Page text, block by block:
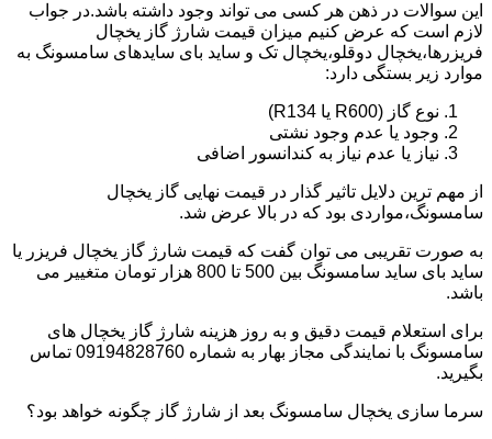
این سوالات در ذهن هر کسی می تواند وجود داشته باشد.در جواب
لازم است که عرض کنیم میزان قیمت شارژ گاز یخچال
فریزرها،یخچال دوقلو،یخچال تک و ساید بای سایدهای سامسونگ به
موارد زیر بستگی دارد:
نوع گاز (R600 یا R134)
وجود یا عدم وجود نشتی
نیاز یا عدم نیاز به کندانسور اضافی
از مهم ترین دلایل تاثیر گذار در قیمت نهایی گاز یخچال
سامسونگ،مواردی بود که در بالا عرض شد.
به صورت تقریبی می توان گفت که قیمت شارژ گاز یخچال فریزر یا
ساید بای ساید سامسونگ بین 500 تا 800 هزار تومان متغییر می
باشد.
برای استعلام قیمت دقیق و به روز هزینه شارژ گاز یخچال های
سامسونگ با نمایندگی مجاز بهار به شماره 09194828760 تماس
بگیرید.
سرما سازی یخچال سامسونگ بعد از شارژ گاز چگونه خواهد بود؟